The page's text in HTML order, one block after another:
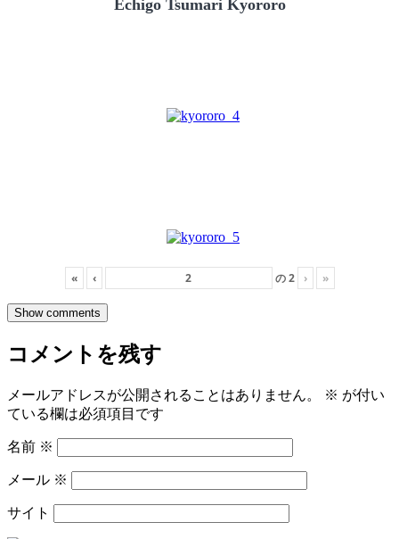
Echigo Tsumari Kyororo
« ‹ の2 › »
Show comments
コメントを残す
メールアドレスが公開されることはありません。 ※ が付い
ている欄は必須項目です
名前 ※
メール ※
サイト